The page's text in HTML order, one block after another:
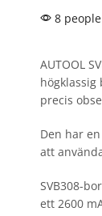
8
AUTOOL
precis
Den har
att
SVB308-
ett 2600